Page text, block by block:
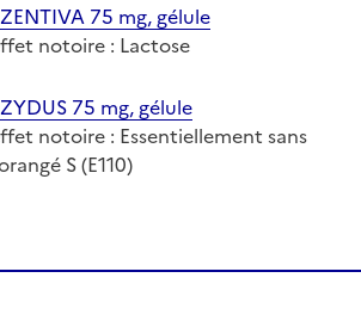
75 mg, gélule
notoire : Lactose
75 mg, gélule
notoire : Essentiellement sans
S (E110)